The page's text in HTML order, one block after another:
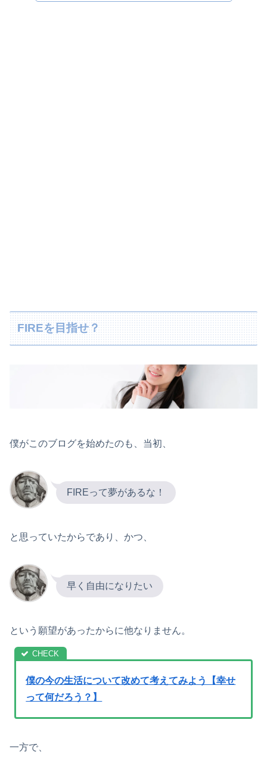
FIREを目指せ？
僕がこのブログを始めたのも、当初、
FIREって夢があるな！
と思っていたからであり、かつ、
早く自由になりたい
という願望があったからに他なりません。
僕の今の生活について改めて考えてみよう【幸せ
って何だろう？】
一方で、